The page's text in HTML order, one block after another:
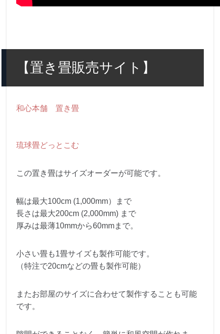
【置き畳販売サイト】
和心本舗 置き畳
琉球畳どっとこむ
この置き畳はサイズオーダーが可能です。
幅は最大100cm (1,000mm）まで
長さは最大200cm (2,000mm) まで
厚みは最薄10mmから60mmまで。
小さい畳も1畳サイズも製作可能です。
（特注で20cmなどの畳も製作可能）
またお部屋のサイズに合わせて製作することも可能
です。